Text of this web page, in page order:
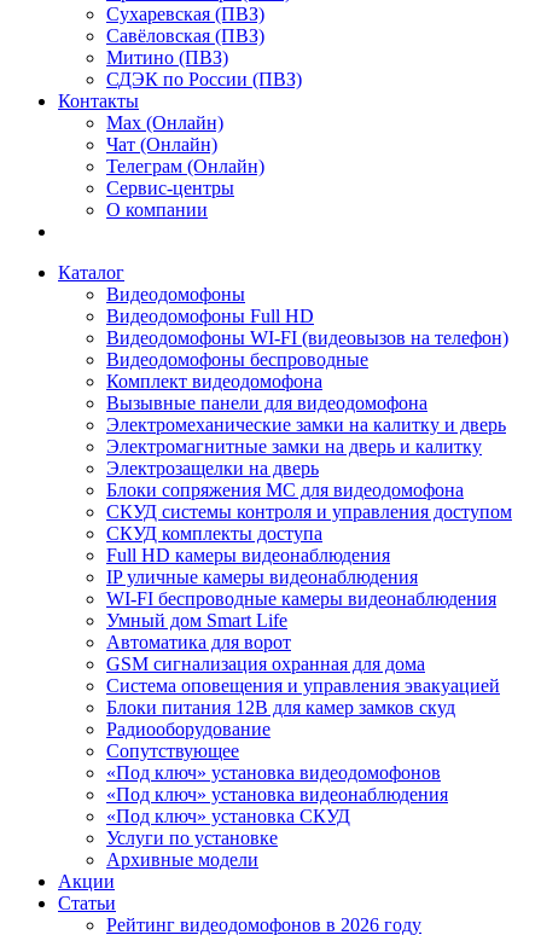
Сухаревская (ПВЗ)
Савёловская (ПВЗ)
Митино (ПВЗ)
СДЭК по России (ПВЗ)
Контакты
Max (Онлайн)
Чат (Онлайн)
Телеграм (Онлайн)
Сервис-центры
О компании
Каталог
Видеодомофоны
Видеодомофоны Full HD
Видеодомофоны WI-FI (видеовызов на телефон)
Видеодомофоны беспроводные
Комплект видеодомофона
Вызывные панели для видеодомофона
Электромеханические замки на калитку и дверь
Электромагнитные замки на дверь и калитку
Электрозащелки на дверь
Блоки сопряжения МС для видеодомофона
СКУД системы контроля и управления доступом
СКУД комплекты доступа
Full HD камеры видеонаблюдения
IP уличные камеры видеонаблюдения
WI-FI беспроводные камеры видеонаблюдения
Умный дом Smart Life
Автоматика для ворот
GSM сигнализация охранная для дома
Cистема оповещения и управления эвакуацией
Блоки питания 12В для камер замков скуд
Радиооборудование
Сопутствующее
«Под ключ» установка видеодомофонов
«Под ключ» установка видеонаблюдения
«Под ключ» установка СКУД
Услуги по установке
Архивные модели
Акции
Статьи
Рейтинг видеодомофонов в 2026 году